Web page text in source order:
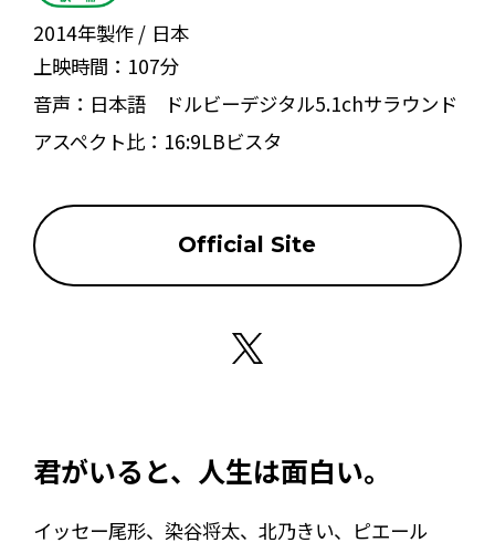
2014年製作
日本
上映時間： 107分
音声： 日本語 ドルビーデジタル5.1chサラウンド
アスペクト比： 16:9LBビスタ
Official Site
君がいると、人生は面白い。
イッセー尾形、染谷将太、北乃きい、ピエール